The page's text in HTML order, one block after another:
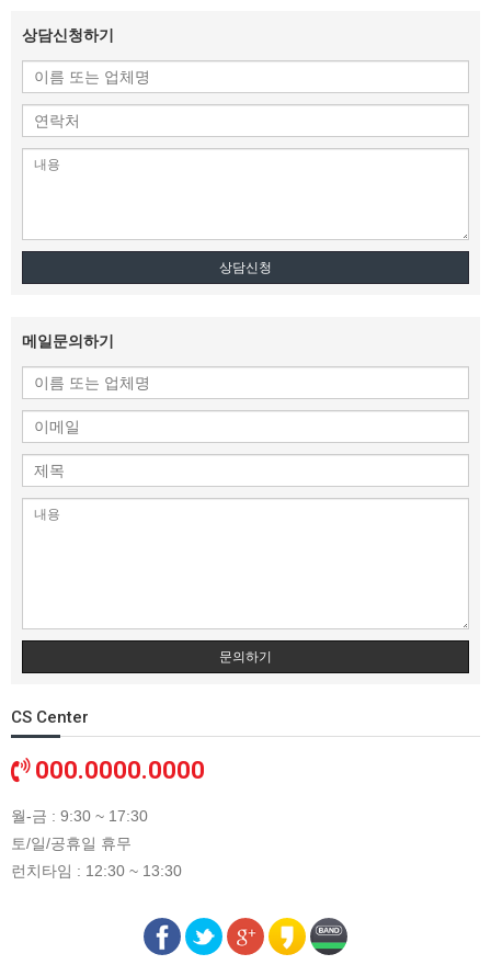
상담신청하기
상담신청
메일문의하기
문의하기
CS Center
000.0000.0000
월-금 : 9:30 ~ 17:30
토/일/공휴일 휴무
런치타임 : 12:30 ~ 13:30